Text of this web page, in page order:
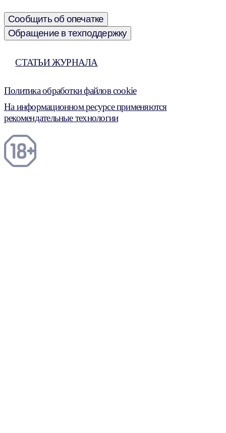
Сообщить об опечатке
Обращение в техподдержку
СТАТЬИ ЖУРНАЛА
Политика обработки файлов cookie
На информационном ресурсе применяются
рекомендательные технологии